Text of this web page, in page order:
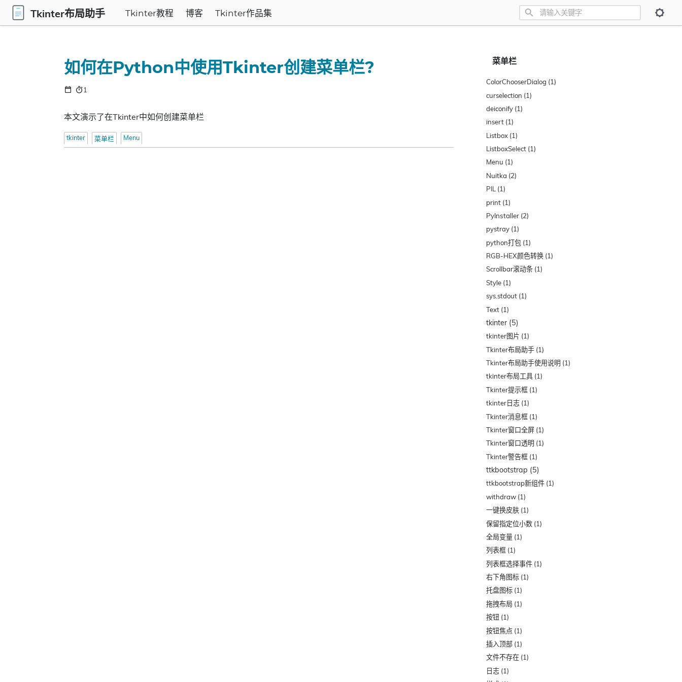
Tkinter布局助手 Tkinter教程 博客 Tkinter作品集
如何在Python中使用Tkinter创建菜单栏?
1
本文演示了在Tkinter中如何创建菜单栏
tkinter 菜单栏 Menu
菜单栏
ColorChooserDialog (1)
curselection (1)
deiconify (1)
insert (1)
Listbox (1)
ListboxSelect (1)
Menu (1)
Nuitka (2)
PIL (1)
print (1)
PyInstaller (2)
pystray (1)
python打包 (1)
RGB-HEX颜色转换 (1)
Scrollbar滚动条 (1)
Style (1)
sys.stdout (1)
Text (1)
tkinter (5)
tkinter图片 (1)
Tkinter布局助手 (1)
Tkinter布局助手使用说明 (1)
tkinter布局工具 (1)
Tkinter提示框 (1)
tkinter日志 (1)
Tkinter消息框 (1)
Tkinter窗口全屏 (1)
Tkinter窗口透明 (1)
Tkinter警告框 (1)
ttkbootstrap (5)
ttkbootstrap新组件 (1)
withdraw (1)
一键换皮肤 (1)
保留指定位小数 (1)
全局变量 (1)
列表框 (1)
列表框选择事件 (1)
右下角图标 (1)
托盘图标 (1)
拖拽布局 (1)
按钮 (1)
按钮焦点 (1)
插入顶部 (1)
文件不存在 (1)
日志 (1)